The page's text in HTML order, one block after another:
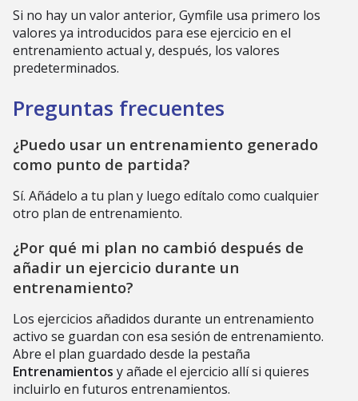
Si no hay un valor anterior, Gymfile usa primero los
valores ya introducidos para ese ejercicio en el
entrenamiento actual y, después, los valores
predeterminados.
Preguntas frecuentes
¿Puedo usar un entrenamiento generado
como punto de partida?
Sí. Añádelo a tu plan y luego edítalo como cualquier
otro plan de entrenamiento.
¿Por qué mi plan no cambió después de
añadir un ejercicio durante un
entrenamiento?
Los ejercicios añadidos durante un entrenamiento
activo se guardan con esa sesión de entrenamiento.
Abre el plan guardado desde la pestaña
Entrenamientos y añade el ejercicio allí si quieres
incluirlo en futuros entrenamientos.